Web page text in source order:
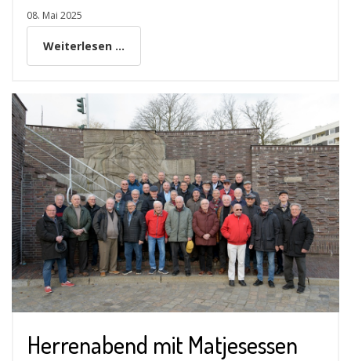
08. Mai 2025
Weiterlesen ...
Herrenabend mit Matjesessen